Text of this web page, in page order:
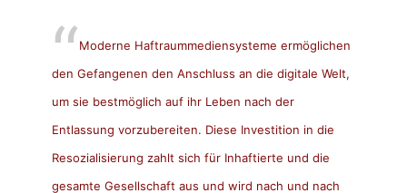
Moderne Haftraummediensysteme ermöglichen
den Gefangenen den Anschluss an die digitale Welt,
um sie bestmöglich auf ihr Leben nach der
Entlassung vorzubereiten. Diese Investition in die
Resozialisierung zahlt sich für Inhaftierte und die
gesamte Gesellschaft aus und wird nach und nach